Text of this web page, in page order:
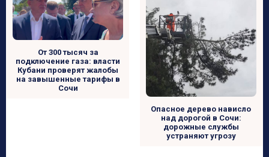
От 300 тысяч за
подключение газа: власти
Кубани проверят жалобы
на завышенные тарифы в
Сочи
Опасное дерево нависло
над дорогой в Сочи:
дорожные службы
устраняют угрозу